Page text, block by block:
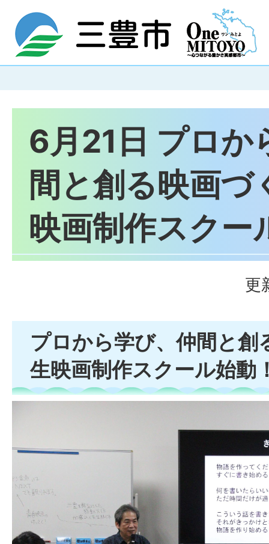
6月21日 プロか
間と創る映画づ
映画制作スクー
更
プロから学び、仲間と創
生映画制作スクール始動